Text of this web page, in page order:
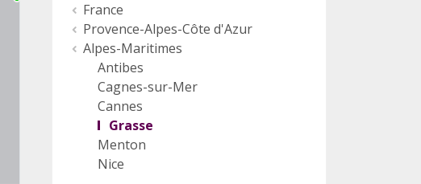
France
Provence-Alpes-Côte d'Azur
Alpes-Maritimes
Antibes
Cagnes-sur-Mer
Cannes
Grasse
Menton
Nice